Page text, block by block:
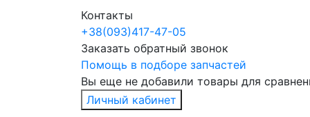
Контакты
+38(093)417-47-05
Заказать обратный звонок
Помощь в подборе запчастей
Вы еще не добавили товары для
Личный кабинет